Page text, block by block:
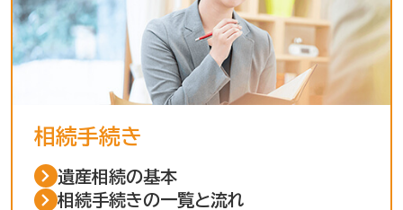
相続手続き
遺産相続の基本
相続手続きの一覧と流れ